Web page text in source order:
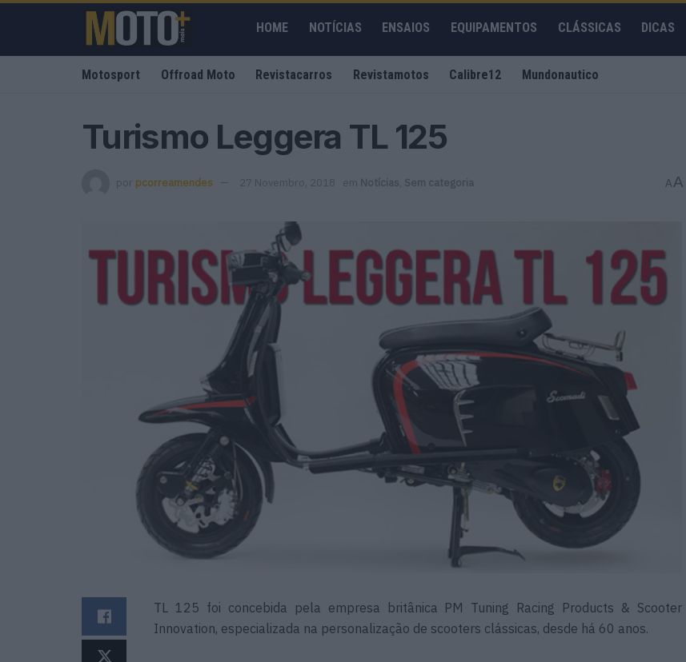
HOME NOTÍCIAS ENSAIOS EQUIPAMENTOS CLÁSSICAS DICAS
Motosport Offroad Moto Revistacarros Revistamotos Calibre12 Mundonautico
Turismo Leggera TL 125
por pcorreamendes 27 Novembro, 2018 em Notícias Sem categoria AA
TL 125 foi concebida pela empresa britânica PM Tuning Racing Products & Scooter
Innovation, especializada na personalização de scooters clássicas, desde há 60 anos.